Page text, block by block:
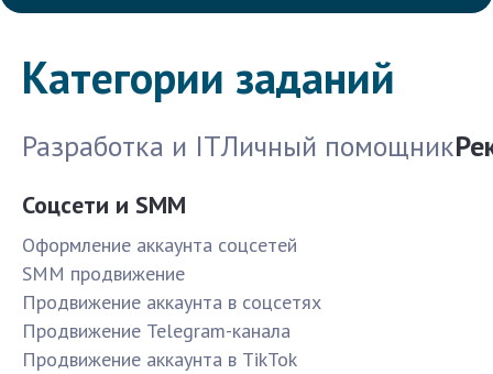
Категории заданий
Разработка и ITЛичный помощник
Соцсети и SMM
Оформление аккаунта соцсетей
SMM продвижение
Продвижение аккаунта в соцсетях
Продвижение Telegram-канала
Продвижение аккаунта в TikTok